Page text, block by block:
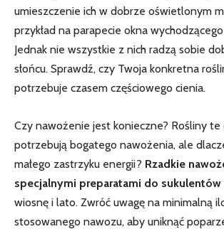
umieszczenie ich w dobrze oświetlonym
przykład na parapecie okna
Jednak nie wszystkie z ⁢nich radzą sobie
słońcu. Sprawdź, czy ‍Twoja⁣ konkretna‌
potrzebuje ⁢czasem częściowego cienia.
Czy nawożenie jest konieczne? Rośliny te
potrzebują bogatego nawożenia, ale
małego zastrzyku energii? Rzadkie
specjalnymi preparatami do
wiosnę i lato. Zwróć uwagę na minimalną
stosowanego nawozu, aby ⁣uniknąć